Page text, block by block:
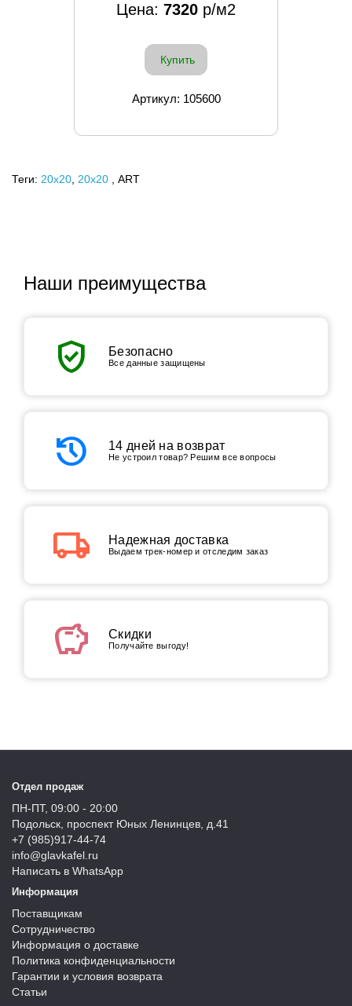
Цена: 7320 р/м2
Купить
Артикул: 105600
Теги: 20x20 20х20 , ART
Наши преимущества
verified_user Безопасно
Все данные защищены
history 14 дней на возврат
Не устроил товар? Решим все вопросы
local_shipping Надежная доставка
Выдаем трек-номер и отследим заказ
savings Скидки
Получайте выгоду!
Отдел продаж
ПН-ПТ, 09:00 - 20:00
Подольск, проспект Юных Ленинцев, д.41
+7 (985)917-44-74
info@glavkafel.ru
Написать в WhatsApp
Информация
Поставщикам
Сотрудничество
Информация о доставке
Политика конфиденциальности
Гарантии и условия возврата
Статьи